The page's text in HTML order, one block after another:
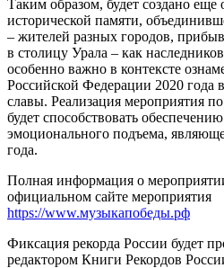
Таким образом, будет создано еще
исторической памяти,
– жителей разных городов,
в столицу Урала – как
особенно важно в контексте
Российской Федерации 2020 года
славы. Реализация мероприятия
будет способствовать
эмоционального подъема,
года.
Полная информация о
официальном сайте мероприятия
https://www.музыкапобеды.рф
Фиксация рекорда России будет
редактором Книги Рекордов